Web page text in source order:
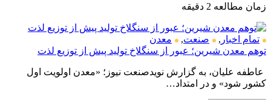
زمان مطالعه 2 دقیقه
تمام اخبار , صنعت,
معدن
توهم معدن شیرین؛ عبور از سنگلاخ تولید پیش از توزیع لذت
عاطفه علیان، به گزارش نویدصنعت نیوز؛ «معدن اولویت اول
کشور شود» و در امتداد…